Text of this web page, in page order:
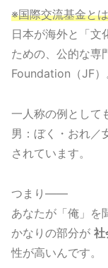
※国際交流基金と
日本が海外と「文
ための、公的な専
Foundation（JF）
一人称の例として
男：ぼく・おれ／
されています。
つまり――
あなたが「俺」を
かなりの部分が 社
性が高いんです。